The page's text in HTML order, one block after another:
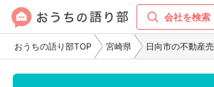
会社を検索
おうちの語り部TOP 宮崎県 日向市の不動産